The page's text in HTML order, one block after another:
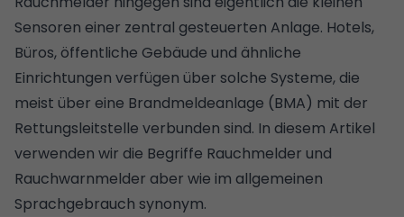
Sensoren einer zentral gesteuerten Anlage. Hotels,
Büros, öffentliche Gebäude und ähnliche
Einrichtungen verfügen über solche Systeme, die
meist über eine Brandmeldeanlage (BMA) mit der
Rettungsleitstelle verbunden sind. In diesem Artikel
verwenden wir die Begriffe Rauchmelder und
Rauchwarnmelder aber wie im allgemeinen
Sprachgebrauch synonym.